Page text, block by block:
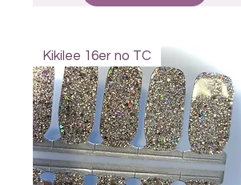
Kikilee 16er no TC